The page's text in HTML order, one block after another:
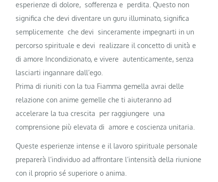
esperienze di dolore, sofferenza e perdita. Questo non
significa che devi diventare un guru illuminato, significa
semplicemente che devi sinceramente impegnarti in un
percorso spirituale e devi realizzare il concetto di unità e
di amore Incondizionato, e vivere autenticamente, senza
lasciarti ingannare dall’ego.
Prima di riuniti con la tua Fiamma gemella avrai delle
relazione con anime gemelle che ti aiuteranno ad
accelerare la tua crescita per raggiungere una
comprensione più elevata di amore e coscienza unitaria.
Queste esperienze intense e il lavoro spirituale personale
preparerà l’individuo ad affrontare l’intensità della riunione
con il proprio sé superiore o anima.